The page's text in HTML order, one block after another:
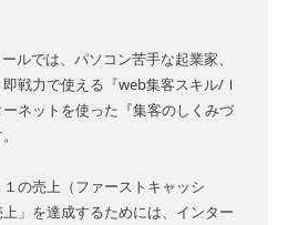
ルでは、パソコン苦手な起業家、
戦力で使える『web集客スキル/Ｉ
ネットを使った『集客のしくみづ
の売上（ファーストキャッシ
」を達成するためには、インター